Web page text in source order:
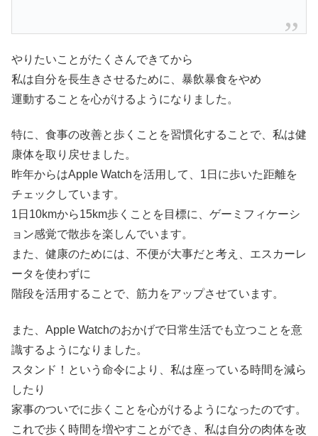
やりたいことがたくさんできてから
私は自分を長生きさせるために、暴飲暴食をやめ
運動することを心がけるようになりました。
特に、食事の改善と歩くことを習慣化することで、私は健
康体を取り戻せました。
昨年からはApple Watchを活用して、1日に歩いた距離を
チェックしています。
1日10kmから15km歩くことを目標に、ゲーミフィケーシ
ョン感覚で散歩を楽しんでいます。
また、健康のためには、不便が大事だと考え、エスカーレ
ータを使わずに
階段を活用することで、筋力をアップさせています。
また、Apple Watchのおかげで日常生活でも立つことを意
識するようになりました。
スタンド！という命令により、私は座っている時間を減ら
したり
家事のついでに歩くことを心がけるようになったのです。
これで歩く時間を増やすことができ、私は自分の肉体を改